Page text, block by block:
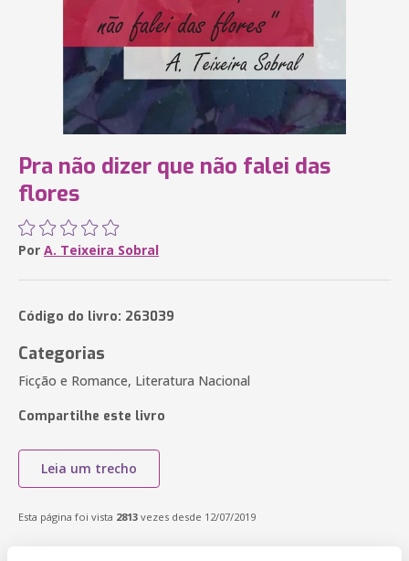
Pra não dizer que não falei das
flores
Por A. Teixeira Sobral
Código do livro: 263039
Categorias
Ficção e Romance, Literatura Nacional
Compartilhe este livro
Leia um trecho
Esta página foi vista 2813 vezes desde 12/07/2019